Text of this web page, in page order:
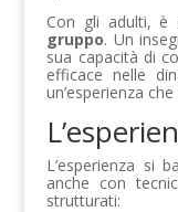
Con gli adulti, è
gruppo. Un
sua capacità di
efficace nelle
un’esperienza
L’esperienza si
anche con
strutturati: